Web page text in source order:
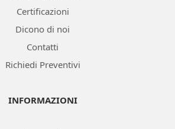
Certificazioni
Dicono di noi
Contatti
Richiedi Preventivi
INFORMAZIONI